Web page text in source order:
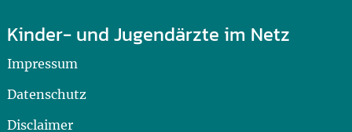
Kinder- und Jugendärzte im Netz
Impressum
Datenschutz
Disclaimer